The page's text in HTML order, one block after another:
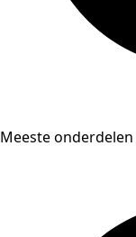
Meeste